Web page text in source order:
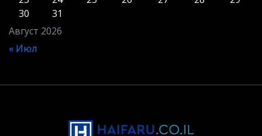
Август 2026
30
31
« Июл